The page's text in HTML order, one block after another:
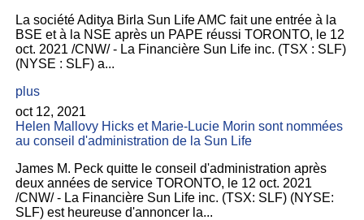
La société Aditya Birla Sun Life AMC fait une entrée à la
BSE et à la NSE après un PAPE réussi TORONTO, le 12
oct. 2021 /CNW/ - La Financière Sun Life inc. (TSX : SLF)
(NYSE : SLF) a...
plus
oct 12, 2021
Helen Mallovy Hicks et Marie-Lucie Morin sont nommées
au conseil d'administration de la Sun Life
James M. Peck quitte le conseil d'administration après
deux années de service TORONTO, le 12 oct. 2021
/CNW/ - La Financière Sun Life inc. (TSX: SLF) (NYSE:
SLF) est heureuse d'annoncer la...